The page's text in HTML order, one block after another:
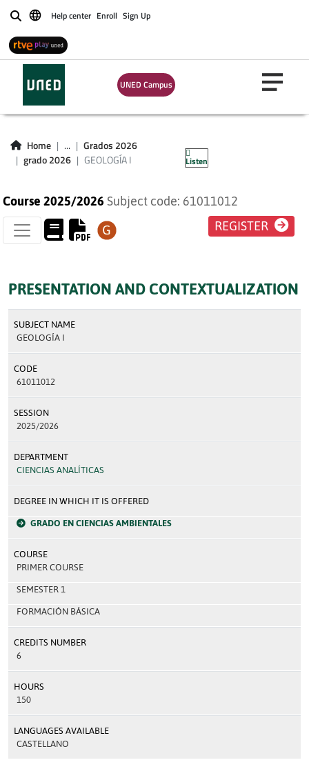
BuscarHelp center Enroll Sign Up
UNED Campus
Home ...
Grados 2026
grado 2026
GEOLOGÍA I Listen
GEOLOGÍA I
Course 2025/2026 Subject code: 61011012
REGISTER
PRESENTATION AND CONTEXTUALIZATION
SUBJECT NAME
GEOLOGÍA I
CODE
61011012
SESSION
2025/2026
DEPARTMENT
CIENCIAS ANALÍTICAS
DEGREE IN WHICH IT IS OFFERED
GRADO EN CIENCIAS AMBIENTALES
COURSE
PRIMER COURSE
SEMESTER 1
FORMACIÓN BÁSICA
CREDITS NUMBER
6
HOURS
150
LANGUAGES AVAILABLE
CASTELLANO